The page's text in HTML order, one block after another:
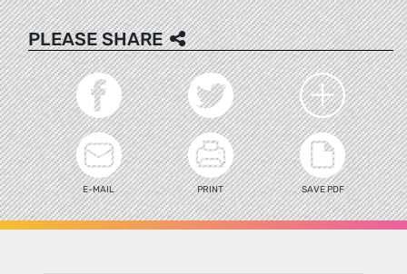
PLEASE SHARE
E-MAIL PRINT SAVE PDF